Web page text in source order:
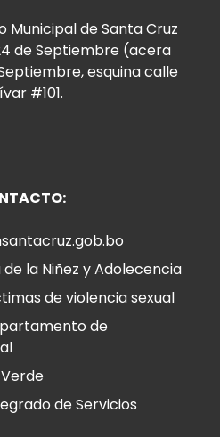
Municipal de Santa Cruz
de Septiembre (acera
esquina calle
#101.
la Niñez y Adolecencia
de violencia sexual
de
de Servicios